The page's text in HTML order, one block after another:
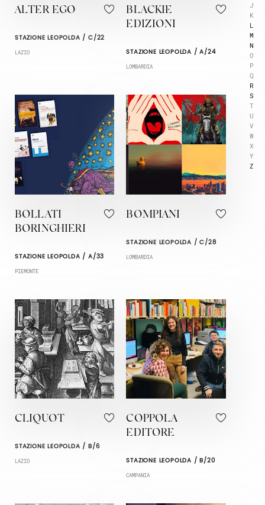
J
K
L
M
N
O
P
Q
R
S
T
U
V
W
X
Y
Z
ALTER EGO
STAZIONE LEOPOLDA / C/22
LAZIO
BLACKIE
EDIZIONI
STAZIONE LEOPOLDA / A/24
LOMBARDIA
BOLLATI
BORINGHIERI
STAZIONE LEOPOLDA / A/33
PIEMONTE
BOMPIANI
STAZIONE LEOPOLDA / C/28
LOMBARDIA
CLIQUOT
STAZIONE LEOPOLDA / B/6
LAZIO
COPPOLA
EDITORE
STAZIONE LEOPOLDA / B/20
CAMPANIA